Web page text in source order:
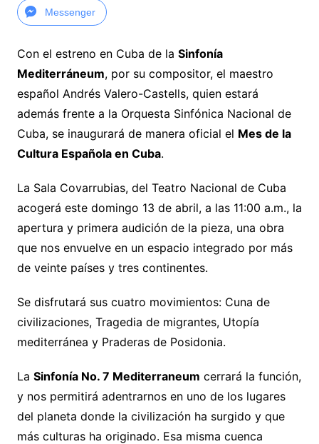
Messenger
Con el estreno en Cuba de la Sinfonía
Mediterráneum, por su compositor, el maestro
español Andrés Valero-Castells, quien estará
además frente a la Orquesta Sinfónica Nacional de
Cuba, se inaugurará de manera oficial el Mes de la
Cultura Española en Cuba.
La Sala Covarrubias, del Teatro Nacional de Cuba
acogerá este domingo 13 de abril, a las 11:00 a.m., la
apertura y primera audición de la pieza, una obra
que nos envuelve en un espacio integrado por más
de veinte países y tres continentes.
Se disfrutará sus cuatro movimientos: Cuna de
civilizaciones, Tragedia de migrantes, Utopía
mediterránea y Praderas de Posidonia.
La Sinfonía No. 7 Mediterraneum cerrará la función,
y nos permitirá adentrarnos en uno de los lugares
del planeta donde la civilización ha surgido y que
más culturas ha originado. Esa misma cuenca